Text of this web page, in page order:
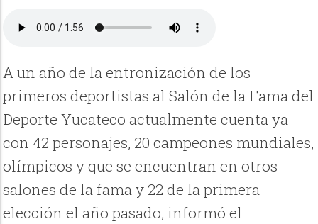
A un año de la entronización de los
primeros deportistas al Salón de la Fama del
Deporte Yucateco actualmente cuenta ya
con 42 personajes, 20 campeones mundiales,
olímpicos y que se encuentran en otros
salones de la fama y 22 de la primera
elección el año pasado, informó el